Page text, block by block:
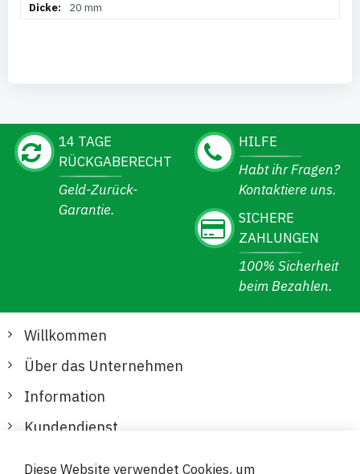
20 mm
14 TAGE
RÜCKGABERECHT
Geld-Zurück-
Garantie.
HILFE
Habt ihr Fragen?
Kontaktiere uns.
SICHERE
ZAHLUNGEN
100% Sicherheit
beim Bezahlen.
Willkommen
Über das Unternehmen
Information
Kundendienst
Diese Website verwendet Cookies, um